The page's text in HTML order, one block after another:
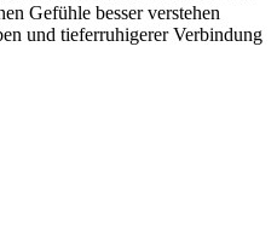
Gefühle besser​ verstehen
und tieferruhigerer Verbindung